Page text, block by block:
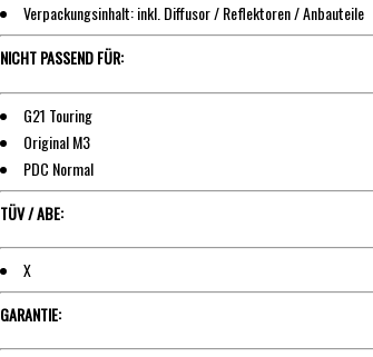
Verpackungsinhalt: inkl. Diffusor / Reflektoren / Anbauteile
NICHT PASSEND FÜR:
G21 Touring
Original M3
PDC Normal
TÜV / ABE:
X
GARANTIE: